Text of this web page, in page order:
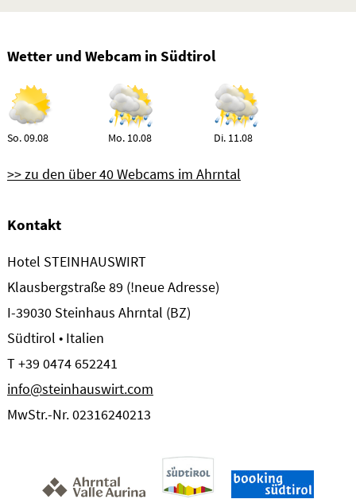
Wetter und Webcam in Südtirol
So. 09.08 Mo. 10.08 Di. 11.08
>> zu den über 40 Webcams im Ahrntal
Kontakt
Hotel STEINHAUSWIRT
Klausbergstraße 89 (!neue Adresse)
I-39030 Steinhaus Ahrntal (BZ)
Südtirol • Italien
T +39 0474 652241
info@steinhauswirt.com
MwStr.-Nr. 02316240213